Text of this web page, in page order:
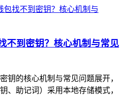
不到密钥？核心机制与常见
钥的核心机制与常见问题展开，
、助记词）采用本地存储模式，